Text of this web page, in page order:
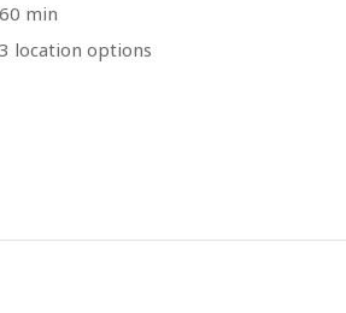
vous est sans engagement et
à évaluer une potentielle
60 min
3 location options